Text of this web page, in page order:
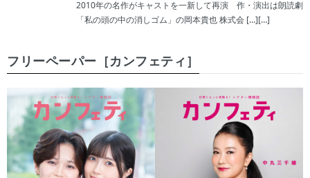
2010年の名作がキャストを一新して再演 作・演出は朗読劇
「私の頭の中の消しゴム」の岡本貴也 株式会 […][…]
フリーペーパー［カンフェティ］